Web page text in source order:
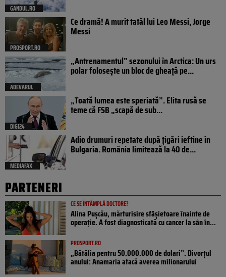
GANDUL.RO
PROSPORT.RO
Ce dramă! A murit tatăl lui Leo Messi, Jorge
Messi
ADEVARUL
„Antrenamentul” sezonului în Arctica: Un urs
polar folosește un bloc de gheață pe...
DIGI24
„Toată lumea este speriată”. Elita rusă se
teme că FSB „scapă de sub...
MEDIAFAX
Adio drumuri repetate după țigări ieftine în
Bulgaria. România limitează la 40 de...
PARTENERI
CE SE ÎNTÂMPLĂ DOCTORE?
Alina Pușcău, mărturisire sfâșietoare înainte de
operație. A fost diagnosticată cu cancer la sân în...
PROSPORT.RO
„Bătălia pentru 50.000.000 de dolari”. Divorțul
anului: Anamaria atacă averea milionarului